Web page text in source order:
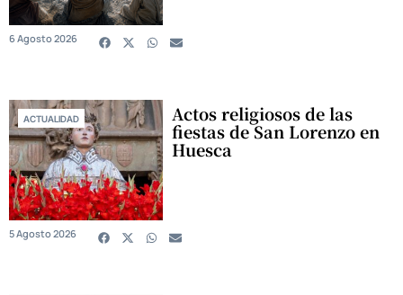
6 Agosto 2026
ACTUALIDAD Actos religiosos de las
fiestas de San Lorenzo en
Huesca
5 Agosto 2026